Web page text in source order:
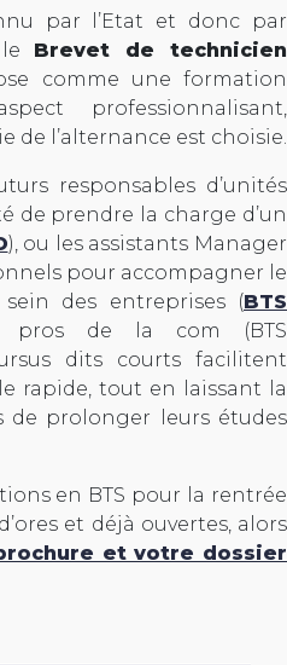
par l’Etat et donc par
Brevet de technicien
comme une formation
professionnalisant,
de l’alternance est choisie.
responsables d’unités
de prendre la charge d’un
), ou les assistants Manager
pour accompagner le
des entreprises (BTS
de la com (BTS
dits courts facilitent
rapide, tout en laissant la
de prolonger leurs études
en BTS pour la rentrée
et déjà ouvertes, alors
et votre dossier